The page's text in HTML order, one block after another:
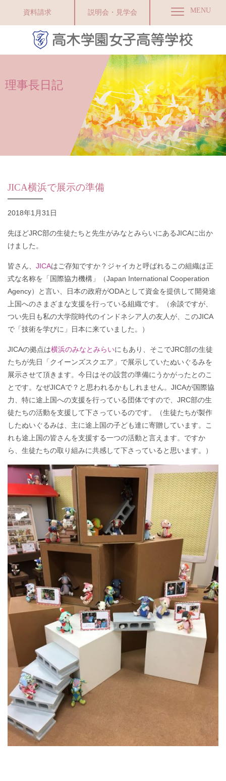
資料請求 説明会・見学会 MENU
理事長日記
JICA横浜で展示の準備
2018年1月31日
先ほどJRC部の生徒たちと先生がみなとみらいにあるJICAに出か
けました。
皆さん、 JICAはご存知ですか？ジャイカと呼ばれるこの組織は正
式な名称を「国際協力機構」（Japan International Cooperation
Agency）と言い、日本の政府がODAとして資金を提供して開発途
上国へのさまざまな支援を行っている組織です。（余談ですが、
つい先日も私の大学院時代のインドネシア人の友人が、このJICA
で「技術を学びに」日本に来ていました。）
JICAの拠点は横浜のみなとみらいにもあり、そこでJRC部の生徒
たちが先日「クイーンズスクエア」で展示していたぬいぐるみを
展示させて頂きます。今日はその設営の準備にうかがったとのこ
とです。なぜJICAで？と思われるかもしれません。JICAが国際協
力、特に途上国への支援を行っている団体ですので、JRC部の生
徒たちの活動を支援して下さっているのです。（生徒たちが製作
したぬいぐるみは、主に途上国の子ども達に寄贈しています。こ
れも途上国の皆さんを支援する一つの活動と言えます。ですか
ら、生徒たちの取り組みに共感して下さっていると思います。）